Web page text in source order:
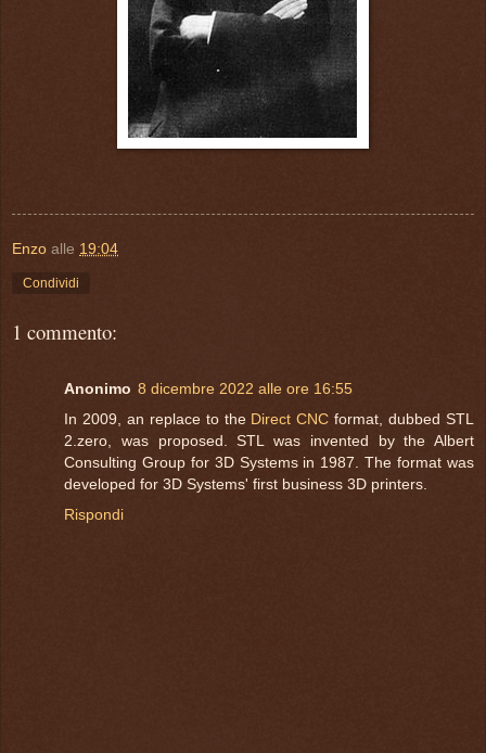
Enzo alle 19:04
Condividi
1 commento:
Anonimo 8 dicembre 2022 alle ore 16:55
In 2009, an replace to the Direct CNC format, dubbed STL
2.zero, was proposed. STL was invented by the Albert
Consulting Group for 3D Systems in 1987. The format was
developed for 3D Systems' first business 3D printers.
Rispondi